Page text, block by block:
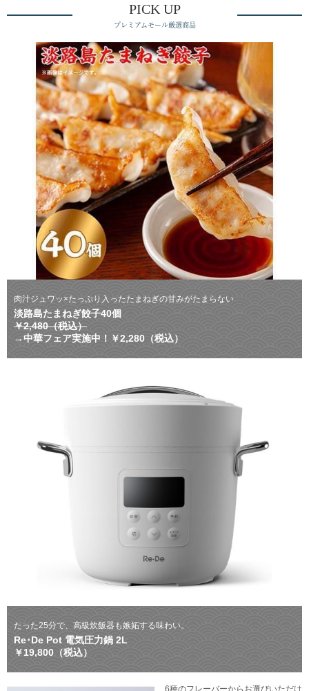
PICK UP
プレミアムモール厳選商品
肉汁ジュワッ×たっぷり入ったたまねぎの甘みがたまらない
淡路島たまねぎ餃子40個
￥2,480（税込）
→中華フェア実施中！￥2,280（税込）
たった25分で、高級炊飯器も嫉妬する味わい。
Re･De Pot 電気圧力鍋 2L
￥19,800（税込）
6種のフレーバーからお選びいただけ